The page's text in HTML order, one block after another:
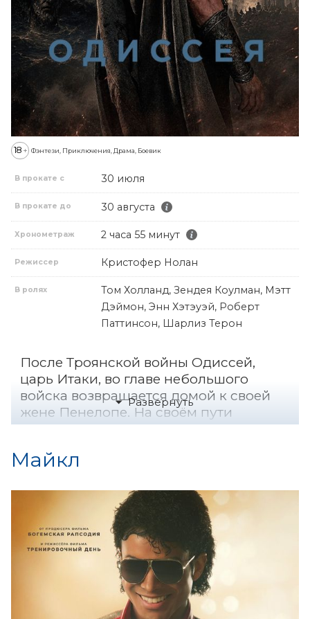
18 + Фэнтези, Приключения, Драма, Боевик
В прокате с 30 июля
В прокате до 30 августа
Хронометраж 2 часа 55 минут
Режиссер Кристофер Нолан
В ролях
Том Холланд, Зендея Коулман, Мэтт
Дэймон, Энн Хэтэуэй, Роберт
Паттинсон, Шарлиз Терон
После Троянской войны Одиссей,
царь Итаки, во главе небольшого
войска возвращается домой к своей
жене Пенелопе. На своём пути
Одиссей сталкивается со множеством
и великанов-людоедов.
Майкл